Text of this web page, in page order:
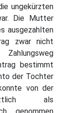
ungekürzten
Die Mutter
ausgezahlten
zwar nicht
bestimmt
der Tochter
von der
als
genommen